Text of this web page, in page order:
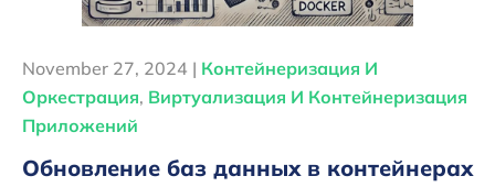
November 27, 2024 | Контейнеризация И
Оркестрация, Виртуализация И Контейнеризация
Приложений
Обновление баз данных в контейнерах